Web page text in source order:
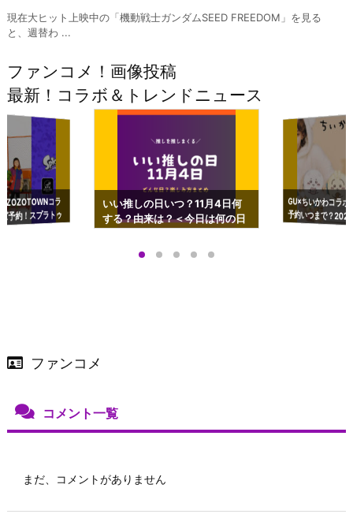
現在大ヒット上映中の「機動戦士ガンダムSEED FREEDOM」を見る
と、週替わ ...
ファンコメ！画像投稿
最新！コラボ＆トレンドニュース
コラ
予約！スプラトゥ
ップも渋谷Hz
いい推しの日いつ？11月4日何
する？由来は？＜今日は何の日
GU×ちいかわコラ
予約いつまで？
ーチやショルダー
ファンコメ
コメント一覧
まだ、コメントがありません